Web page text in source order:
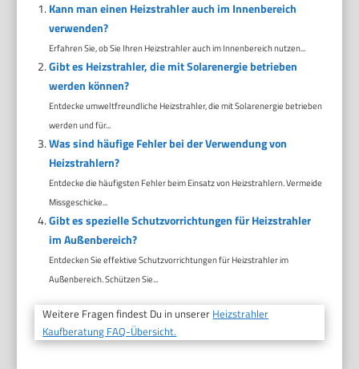
Kann man einen Heizstrahler auch im Innenbereich
verwenden?
Erfahren Sie, ob Sie Ihren Heizstrahler auch im Innenbereich nutzen...
Gibt es Heizstrahler, die mit Solarenergie betrieben
werden können?
Entdecke umweltfreundliche Heizstrahler, die mit Solarenergie betrieben
werden und für...
Was sind häufige Fehler bei der Verwendung von
Heizstrahlern?
Entdecke die häufigsten Fehler beim Einsatz von Heizstrahlern. Vermeide
Missgeschicke...
Gibt es spezielle Schutzvorrichtungen für Heizstrahler
im Außenbereich?
Entdecken Sie effektive Schutzvorrichtungen für Heizstrahler im
Außenbereich. Schützen Sie...
Weitere Fragen findest Du in unserer Heizstrahler
Kaufberatung FAQ-Übersicht.